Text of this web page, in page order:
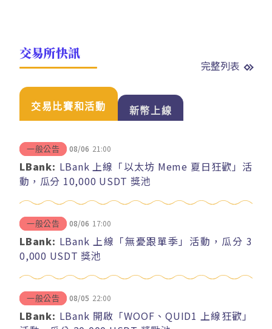
交易所快訊
完整列表
交易比賽和活動 新幣上線
一般公告 08/06 21:00
LBank: LBank 上線「以太坊 Meme 夏日狂歡」活
動，瓜分 10,000 USDT 獎池
一般公告 08/06 17:00
LBank: LBank 上線「無憂跟單季」活動，瓜分 3
0,000 USDT 獎池
一般公告 08/05 22:00
LBank: LBank 開啟「WOOF、QUID1 上線狂歡」